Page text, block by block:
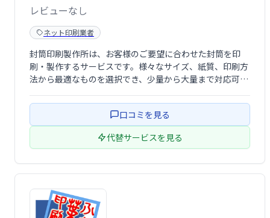
レビューなし
ネット印刷業者
封筒印刷製作所は、お客様のご要望に合わせた封筒を印
刷・製作するサービスです。様々なサイズ、紙質、印刷方
法から最適なものを選択でき、少量から大量まで対応可能
刷も承ります。企業イメージに合わせた高品質な封筒で、
ビジネスシーンをさらに洗練させましょう。
口コミを見る
代替サービスを見る